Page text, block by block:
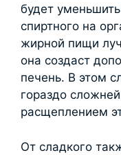
будет
спиртного на
жирной пищи
она создаст
печень. В этом
гораздо
расщеплением
От сладкого